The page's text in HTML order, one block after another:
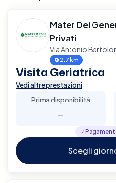
Mater Dei
Privati
Via Antonio
2.7 km
Visita Geriatrica
Vedi altre prestazioni
Prima disponibilità
-
Scegli